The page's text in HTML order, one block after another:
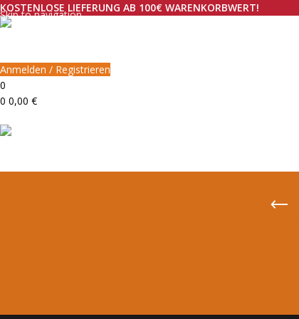
Skip to navigation
Skip to main content
KOSTENLOSE LIEFERUNG AB 100€ WARENKORBWERT!
Anmelden / Registrieren
0
0 0,00 €